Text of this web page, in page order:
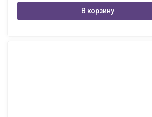
В корзину